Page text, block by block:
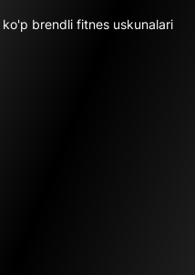
brendli fitnes uskunalari